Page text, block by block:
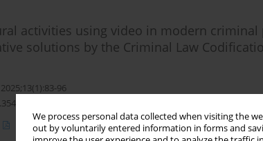
We process personal data collected when visiting the
out by voluntarily entered information in forms and
activities using video in modern
solutions by the Criminal Law
96
cal/214607
Article(PDF)